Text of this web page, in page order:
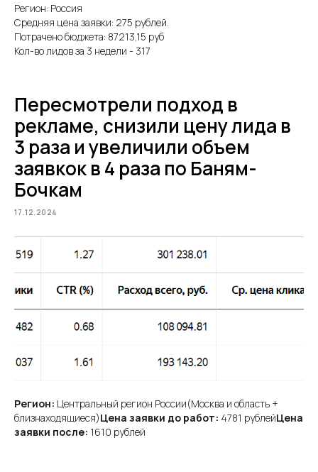
Регион: Россия
Средняя цена заявки: 275 рублей.
Потрачено бюджета: 87213,15 руб
Кол-во лидов за 3 недели - 317
Пересмотрели подход в
рекламе, снизили цену лида в
3 раза и увеличили объем
заявкок в 4 раза по Баням-
Бочкам
17.12.2024
Регион: Центральный регион России(Москва и область +
близнаходящиеся)Цена заявки до работ: 4781 рублейЦена
заявки после: 1610 рублей